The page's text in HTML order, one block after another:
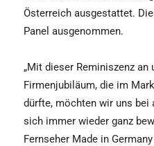
Österreich ausgestattet.
Panel ausgenommen.
„Mit dieser Reminiszenz an
Firmenjubiläum, die im
dürfte, möchten wir uns bei
sich immer wieder ganz
Fernseher Made in